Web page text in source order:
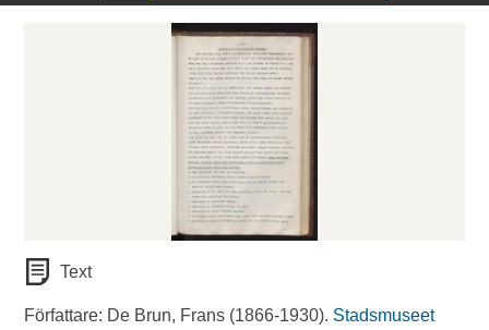
Text
Författare: De Brun, Frans (1866-1930). Stadsmuseet